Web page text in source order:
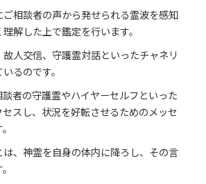
相談者の声から発せられる霊波を感知
解した上で鑑定を行います。
人交信、守護霊対話といったチャネリ
るのです。
者の守護霊やハイヤーセルフといった
スし、状況を好転させるためのメッセ
、神霊を自身の体内に降ろし、その言